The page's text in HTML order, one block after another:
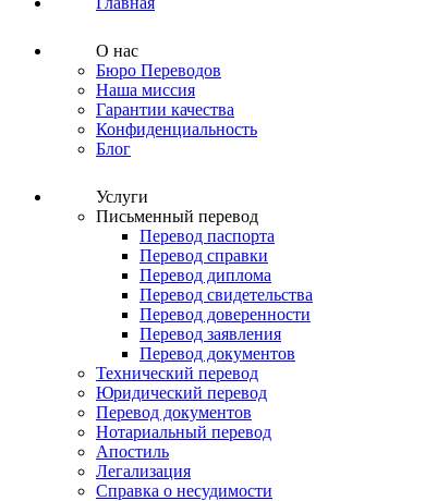
О нас
Бюро Переводов
Наша миссия
Гарантии качества
Конфиденциальность
Блог
Услуги
Письменный перевод
Перевод паспорта
Перевод справки
Перевод диплома
Перевод свидетельства
Перевод доверенности
Перевод заявления
Перевод документов
Технический перевод
Юридический перевод
Перевод документов
Нотариальный перевод
Апостиль
Легализация
Справка о несудимости